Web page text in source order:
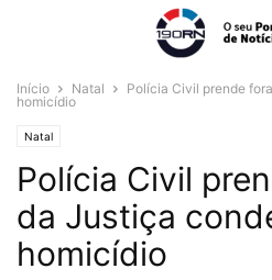
Início Natal
Polícia Civil prende
homicídio
Natal
Polícia Civil
da Justiça
homicídio